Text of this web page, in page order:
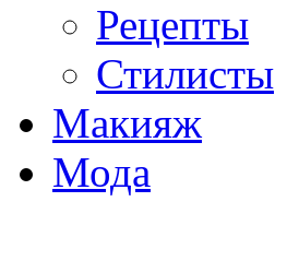
Рецепты
Стилисты
Макияж
Мода